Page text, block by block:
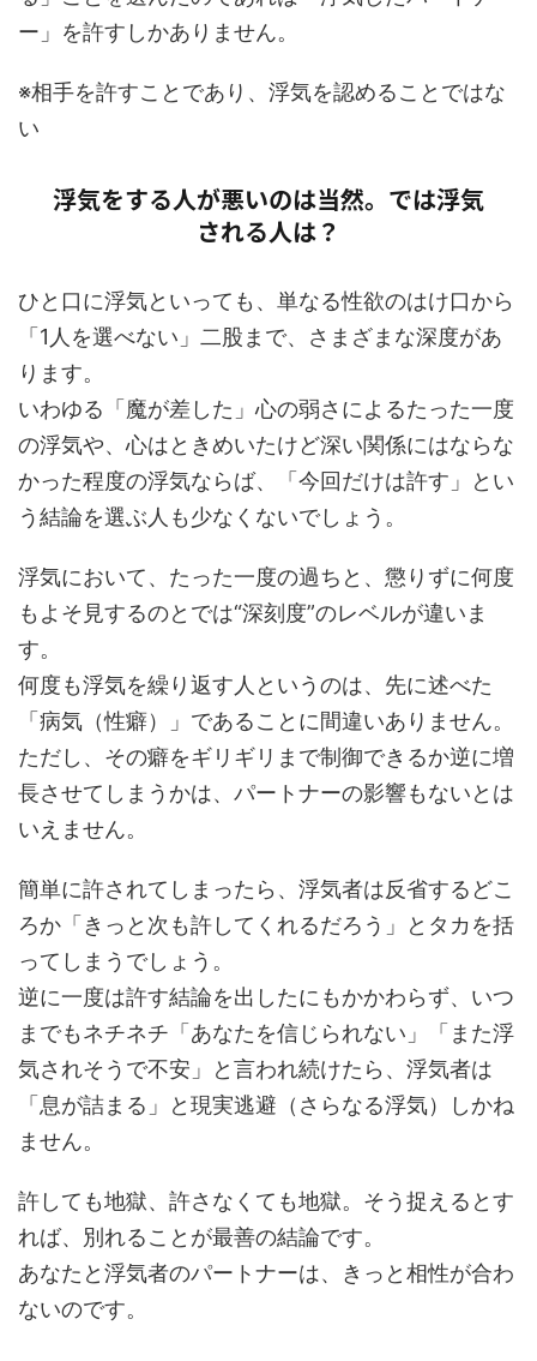
ー」を許すしかありません。
※相手を許すことであり、浮気を認めることではな
い
浮気をする人が悪いのは当然。では浮気
される人は？
ひと口に浮気といっても、単なる性欲のはけ口から
「1人を選べない」二股まで、さまざまな深度があ
ります。
いわゆる「魔が差した」心の弱さによるたった一度
の浮気や、心はときめいたけど深い関係にはならな
かった程度の浮気ならば、「今回だけは許す」とい
う結論を選ぶ人も少なくないでしょう。
浮気において、たった一度の過ちと、懲りずに何度
もよそ見するのとでは“深刻度”のレベルが違いま
す。
何度も浮気を繰り返す人というのは、先に述べた
「病気（性癖）」であることに間違いありません。
ただし、その癖をギリギリまで制御できるか逆に増
長させてしまうかは、パートナーの影響もないとは
いえません。
簡単に許されてしまったら、浮気者は反省するどこ
ろか「きっと次も許してくれるだろう」とタカを括
ってしまうでしょう。
逆に一度は許す結論を出したにもかかわらず、いつ
までもネチネチ「あなたを信じられない」「また浮
気されそうで不安」と言われ続けたら、浮気者は
「息が詰まる」と現実逃避（さらなる浮気）しかね
ません。
許しても地獄、許さなくても地獄。そう捉えるとす
れば、別れることが最善の結論です。
あなたと浮気者のパートナーは、きっと相性が合わ
ないのです。